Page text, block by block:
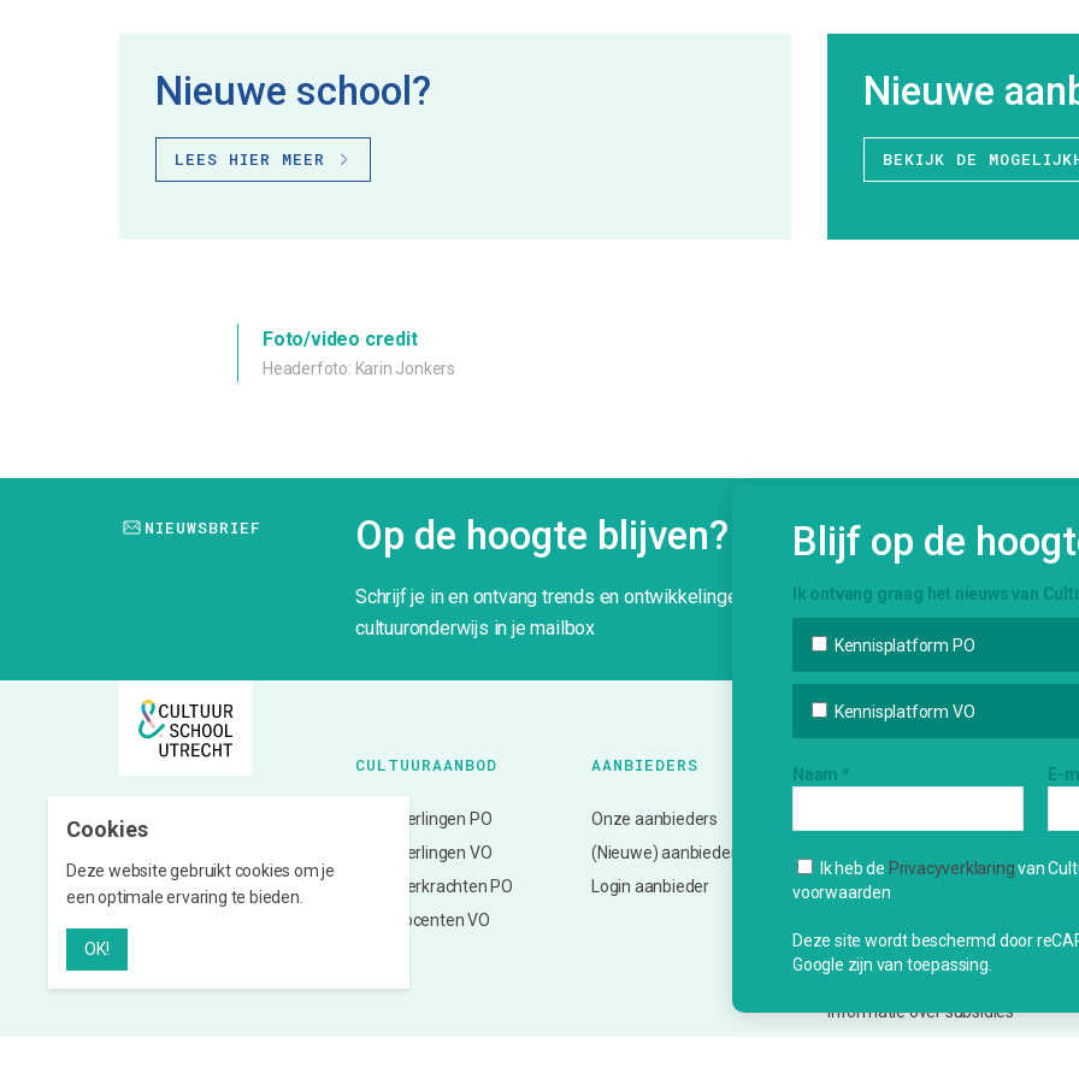
Nieuwe school?
LEES HIER MEER
Nieuwe
BEKIJK DE
Foto/video credit
Headerfoto: Karin Jonkers
NIEUWSBRIEF Op de hoogte blijven?
Schrijf je in en ontvang trends en ontwikkelingen in het Utrechtse
cultuuronderwijs in je mailbox
Ganzenmarkt 14
030 711 62 29
CULTUURAANBOD
Voor leerlingen PO
Voor leerlingen VO
Voor leerkrachten PO
Voor docenten VO
AANBIEDERS
Onze aanbieders
(Nieuwe) aanbieder?
Login aanbieder
ONZE
DIENSTVERLENING
Advies en ondersteuning
Netwerk en inspiratie
Evalueren en monitoren
Informatie over subsidies
Cookies
Deze website gebruikt cookies om je
een optimale ervaring te bieden.
OK!
Blijf op de
Ik ontvang graag het nieuws van
Kennisplatform PO
Kennisplatform VO
Naam * E-
Ik heb de Privacyverklaringvan
voorwaarden
Deze site wordt beschermd door
Google zijn van toepassing.